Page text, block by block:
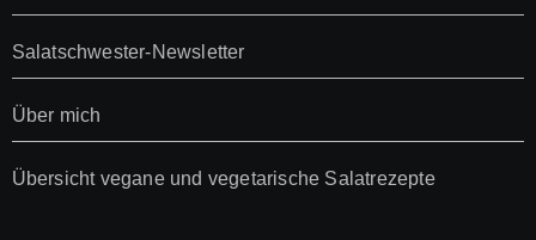
Salatschwester-Newsletter
Über mich
Übersicht vegane und vegetarische Salatrezepte